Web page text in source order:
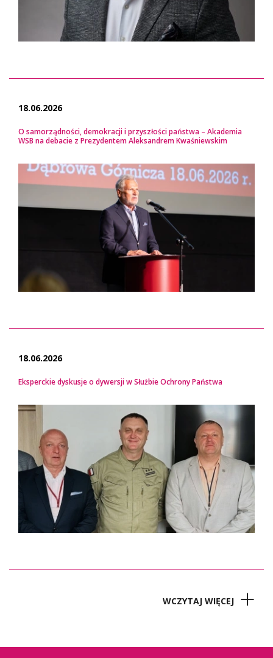
18.06.2026
O samorządności, demokracji i przyszłości państwa – Akademia
WSB na debacie z Prezydentem Aleksandrem Kwaśniewskim
18.06.2026
Eksperckie dyskusje o dywersji w Służbie Ochrony Państwa
WCZYTAJ WIĘCEJ